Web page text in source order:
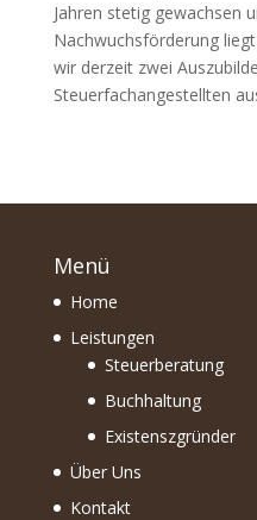
Jahren stetig gewachsen
Nachwuchsförderung
wir derzeit zwei
Steuerfachangestellten
Menü
Home
Leistungen
Steuerberatung
Buchhaltung
Existenszgründer
Über Uns
Kontakt